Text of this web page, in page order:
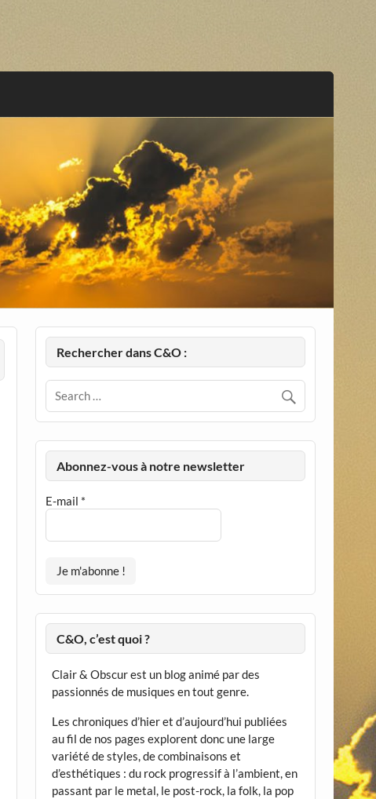
Rechercher dans C&O :
Abonnez-vous à notre newsletter
E-mail *
C&O, c’est quoi ?
Clair & Obscur est un blog animé par des
passionnés de musiques en tout genre.
Les chroniques d’hier et d’aujourd’hui publiées
au fil de nos pages explorent donc une large
variété de styles, de combinaisons et
d’esthétiques : du rock progressif à l’ambient, en
passant par le metal, le post-rock, la folk, la pop